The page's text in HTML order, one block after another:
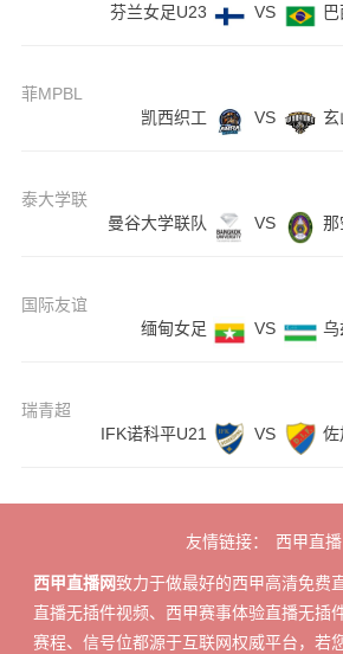
芬兰女足U23
VS
菲MPBL
凯西织工
VS 玄
泰大学联
曼谷大学联队
VS 那
国际友谊
缅甸女足
VS 乌
瑞青超
IFK诺科平U21
VS 佐
友情链接： 西甲直播
西甲直播网致力于做最好的西甲高清免费
直播无插件视频、西甲赛事体验直播无插
赛程、信号位都源于互联网权威平台，若